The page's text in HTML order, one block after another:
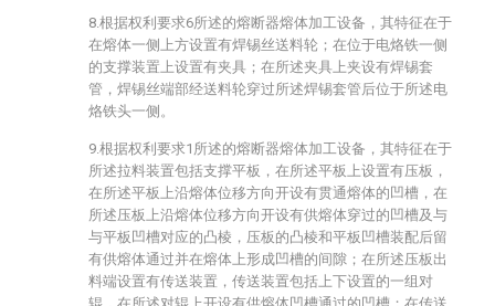
8.根据权利要求6所述的熔断器熔体加工设备，其特征在于
在熔体一侧上方设置有焊锡丝送料轮；在位于电烙铁一侧
的支撑装置上设置有夹具；在所述夹具上夹设有焊锡套
管，焊锡丝端部经送料轮穿过所述焊锡套管后位于所述电
烙铁头一侧。
9.根据权利要求1所述的熔断器熔体加工设备，其特征在于
所述拉料装置包括支撑平板，在所述平板上设置有压板，
在所述平板上沿熔体位移方向开设有贯通熔体的凹槽，在
所述压板上沿熔体位移方向开设有供熔体穿过的凹槽及与
与平板凹槽对应的凸棱，压板的凸棱和平板凹槽装配后留
有供熔体通过并在熔体上形成凹槽的间隙；在所述压板出
料端设置有传送装置，传送装置包括上下设置的一组对